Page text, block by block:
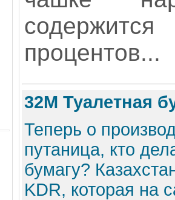
процентов...
32М Туалетная
Теперь о
путаница, кто
бумагу?
KDR, которая на